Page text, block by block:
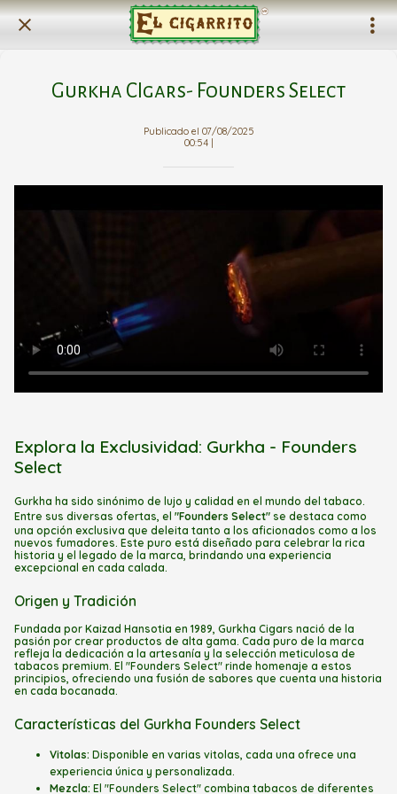
Gurkha CIgars- Founders Select
Publicado el 07/08/2025
00:54 |
Explora la Exclusividad: Gurkha - Founders
Select
Gurkha ha sido sinónimo de lujo y calidad en el mundo del tabaco.
Entre sus diversas ofertas, el "Founders Select" se destaca como
una opción exclusiva que deleita tanto a los aficionados como a los
nuevos fumadores. Este puro está diseñado para celebrar la rica
historia y el legado de la marca, brindando una experiencia
excepcional en cada calada.
Origen y Tradición
Fundada por Kaizad Hansotia en 1989, Gurkha Cigars nació de la
pasión por crear productos de alta gama. Cada puro de la marca
refleja la dedicación a la artesanía y la selección meticulosa de
tabacos premium. El "Founders Select" rinde homenaje a estos
principios, ofreciendo una fusión de sabores que cuenta una historia
en cada bocanada.
Características del Gurkha Founders Select
Vitolas: Disponible en varias vitolas, cada una ofrece una
experiencia única y personalizada.
Mezcla: El "Founders Select" combina tabacos de diferentes